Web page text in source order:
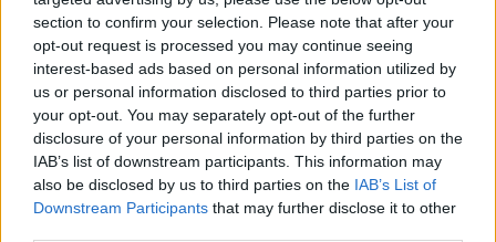
section to confirm your selection. Please note that after your
opt-out request is processed you may continue seeing
interest-based ads based on personal information utilized by
us or personal information disclosed to third parties prior to
your opt-out. You may separately opt-out of the further
disclosure of your personal information by third parties on the
IAB’s list of downstream participants. This information may
also be disclosed by us to third parties on the IAB’s List of
Downstream Participants that may further disclose it to other